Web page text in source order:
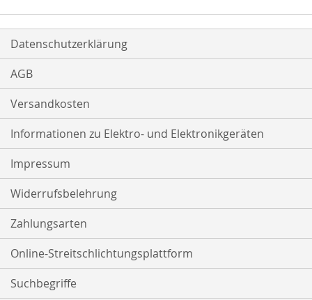
Datenschutzerklärung
AGB
Versandkosten
Informationen zu Elektro- und Elektronikgeräten
Impressum
Widerrufsbelehrung
Zahlungsarten
Online-Streitschlichtungsplattform
Suchbegriffe